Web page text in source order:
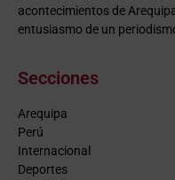
acontecimientos de
entusiasmo de un
Secciones
Arequipa
Perú
Internacional
Deportes